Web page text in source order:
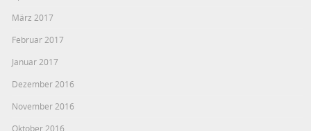
März 2017
Februar 2017
Januar 2017
Dezember 2016
November 2016
Oktober 2016